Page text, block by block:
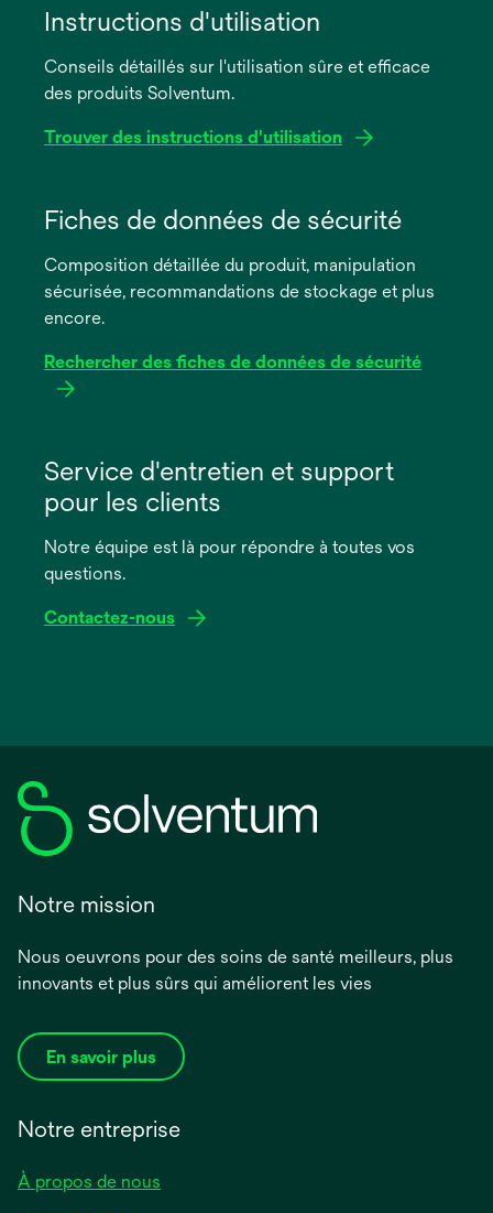
Instructions d'utilisation
Conseils détaillés sur l'utilisation sûre et efficace
des produits Solventum.
Trouver des instructions d'utilisation
dans
nouvel
onglet
Fiches de données de sécurité
Composition détaillée du produit, manipulation
sécurisée, recommandations de stockage et plus
encore.
Rechercher des fiches de données de sécurité
dans
nouvel
onglet
Service d'entretien et support
pour les clients
Notre équipe est là pour répondre à toutes vos
questions.
Contactez-nous
Notre mission
Nous oeuvrons pour des soins de santé meilleurs, plus
innovants et plus sûrs qui améliorent les vies
En savoir plus
Notre entreprise
À propos de nous